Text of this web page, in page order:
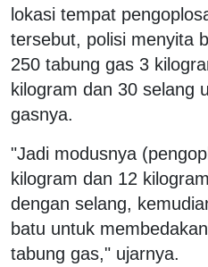
lokasi tempat
tersebut, polisi menyita
250 tabung gas 3
kilogram dan 30 selang
gasnya.
"Jadi modusnya
kilogram dan 12
dengan selang,
batu untuk
tabung gas," ujarnya.